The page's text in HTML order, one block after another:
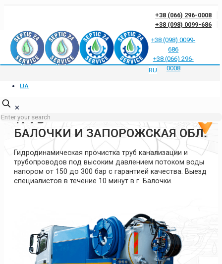
+38 (066) 296-0008
+38 (098) 0099-686
Отзывы клиентов о нас Ответы на частые вопросы Блог
Контакты
Политика конфиденциальности
+38 (098) 0099-
686
+38 (066) 296-
0008
RU
UA
✕
ГИДРОДИНАМИЧЕСКАЯ
ПРОЧИСТКА КАНАЛИЗАЦИИ И
ТРУБ
БАЛОЧКИ И ЗАПОРОЖСКАЯ ОБЛ.
Гидродинамическая прочистка труб канализации и
трубопроводов под высоким давлением потоком воды
напором от 150 до 300 бар с гарантией качества. Выезд
специалистов в течение 10 минут в г. Балочки.